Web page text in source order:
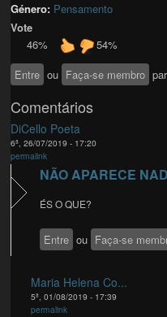
Género: Pensamento
Vote
46%
54%
Entre ou Faça-se membro
Comentários
DiCello Poeta
6ª, 26/07/2019 - 17:20
permalink
NÃO APARECE
ÉS O QUE?
Entre ou Faça-se
Maria Helena Co...
5ª, 01/08/2019 - 17:39
permalink